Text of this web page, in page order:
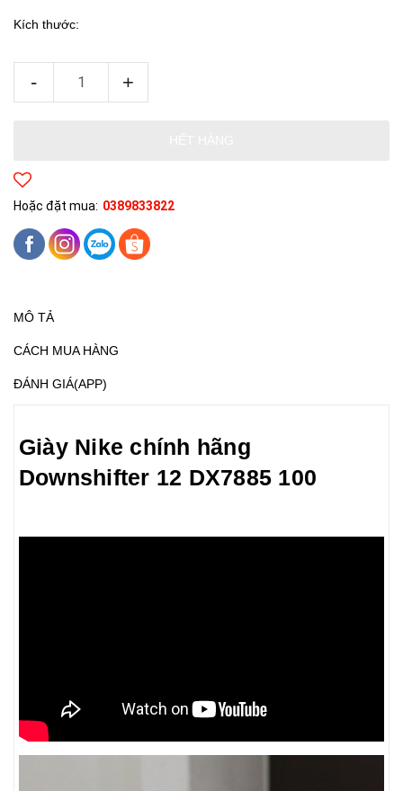
Kích thước:
- +
Hoặc đặt mua: 0389833822
MÔ TẢ
CÁCH MUA HÀNG
ĐÁNH GIÁ(APP)
Giày Nike chính hãng
Downshifter 12 DX7885 100